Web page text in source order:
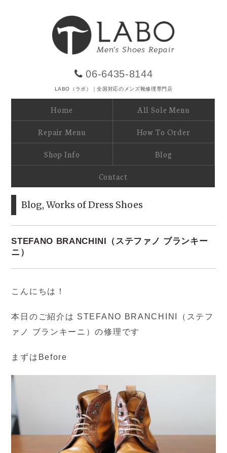
06-6435-8144
LABO（ラボ）｜全国対応のメンズ靴修理専門店
Home All Sole Menu
Repair Menu How To Order
Shop Info Blog
Contact
Blog,Works of Dress Shoes
STEFANO BRANCHINI（ステファノ ブランキー
ニ）
こんにちは！
本日のご紹介は STEFANO BRANCHINI（ステフ
ァノ ブランキーニ）の修理です
まずはBefore